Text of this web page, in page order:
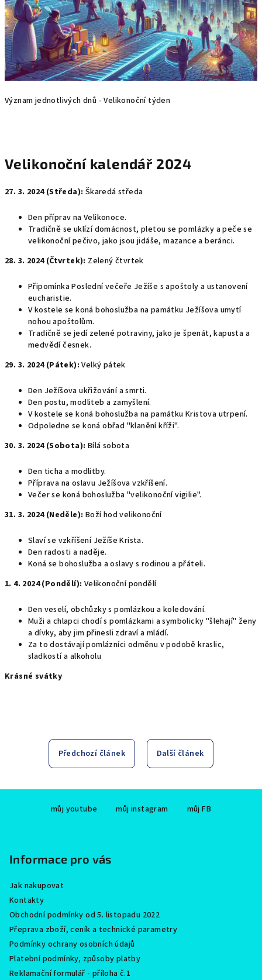
Význam jednotlivých dnů - Velikonoční týden
Velikonoční kalendář 2024
27. 3. 2024 (Středa): Škaredá středa
Den příprav na Velikonoce.
Tradičně se uklízí domácnost, pletou se pomlázky a peče se
velikonoční pečivo, jako jsou jidáše, mazance a beránci.
28. 3. 2024 (Čtvrtek): Zelený čtvrtek
Připomínka Poslední večeře Ježíše s apoštoly a ustanovení
eucharistie.
V kostele se koná bohoslužba na památku Ježíšova umytí
nohou apoštolům.
Tradičně se jedí zelené potraviny, jako je špenát, kapusta a
medvědí česnek.
29. 3. 2024 (Pátek): Velký pátek
Den Ježíšova ukřižování a smrti.
Den postu, modliteb a zamyšlení.
V kostele se koná bohoslužba na památku Kristova utrpení.
Odpoledne se koná obřad "klanění kříži".
30. 3. 2024 (Sobota): Bílá sobota
Den ticha a modlitby.
Příprava na oslavu Ježíšova vzkříšení.
Večer se koná bohoslužba "velikonoční vigilie".
31. 3. 2024 (Neděle): Boží hod velikonoční
Slaví se vzkříšení Ježíše Krista.
Den radosti a naděje.
Koná se bohoslužba a oslavy s rodinou a přáteli.
1. 4. 2024 (Pondělí): Velikonoční pondělí
Den veselí, obchůzky s pomlázkou a koledování.
Muži a chlapci chodí s pomlázkami a symbolicky "šlehají" ženy
a dívky, aby jim přinesli zdraví a mládí.
Za to dostávají pomlázníci odměnu v podobě kraslic,
sladkostí a alkoholu
Krásné svátky
Předchozí článek Další článek
můj youtube můj instagram můj FB
Informace pro vás
Jak nakupovat
Kontakty
Obchodní podmínky od 5. listopadu 2022
Přeprava zboží, ceník a technické parametry
Podmínky ochrany osobních údajů
Platební podmínky, způsoby platby
Reklamační formulář - příloha č.1